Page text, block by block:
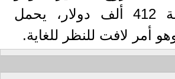
مشروع بقيمة 412 ألف دولار، يحمل